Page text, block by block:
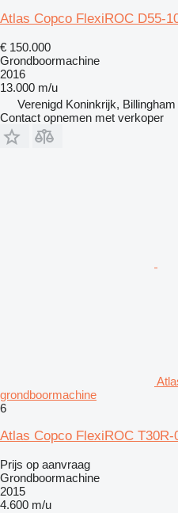
Atlas Copco FlexiROC D55-
€ 150.000
Grondboormachine
2016
13.000 m/u
Verenigd Koninkrijk, Billingham
Contact opnemen met verkoper
grondboormachine
6
Atlas Copco FlexiROC T30R-
Prijs op aanvraag
Grondboormachine
2015
4.600 m/u